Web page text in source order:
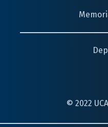
© 2022